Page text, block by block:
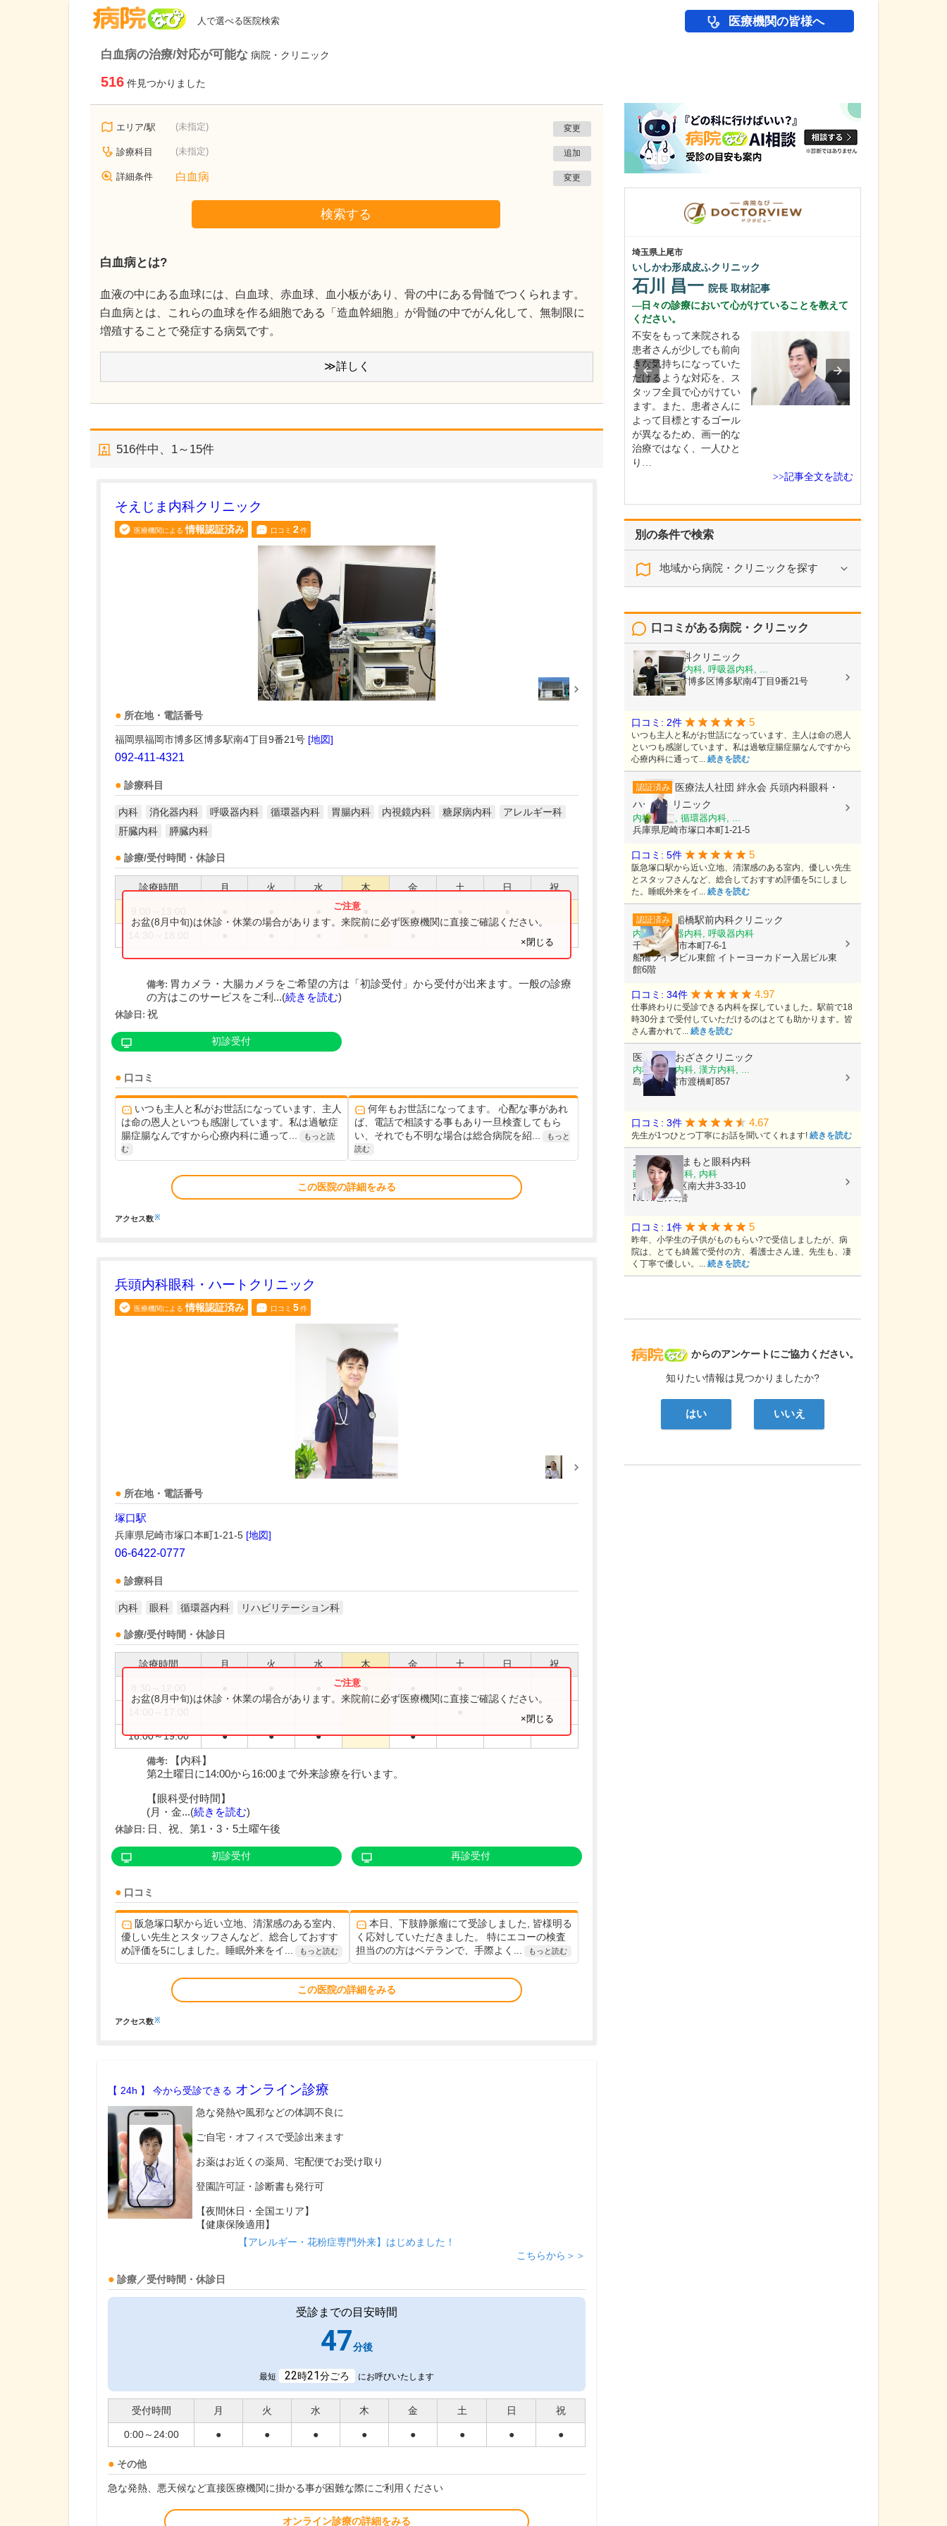
人で選べる医院検索 医療機関の皆様へ
白血病の治療/対応が可能な 病院・クリニック
516 件見つかりました
エリア/駅 (未指定) 変更
診療科目 (未指定) 追加
詳細条件 白血病 変更
検索する
白血病とは?
血液の中にある血球には、白血球、赤血球、血小板があり、骨の中にある骨髄でつくられます。
白血病とは、これらの血球を作る細胞である「造血幹細胞」が骨髄の中でがん化して、無制限に
増殖することで発症する病気です。
≫詳しく
516件中、 1～15件
そえじま内科クリニック
医療機関による 情報認証済み 口コミ 2件
所在地・電話番号
福岡県福岡市博多区博多駅南4丁目9番21号 [地図]
092-411-4321
診療科目
内科 消化器内科 呼吸器内科 循環器内科 胃腸内科 内視鏡内科 糖尿病内科
アレルギー科
肝臓内科
膵臓内科
診療/受付時間・休診日
診療時間 月 火 水 木 金 土 日 祝
お盆(8月中旬)は休診・休業の場合があります。来院前に必ず医療機関に直接ご確認ください。
×閉じる
備考: 胃カメラ・大腸カメラをご希望の方は「初診受付」から受付が出来ます。一般の診療
の方はこのサービスをご利...(続きを読む)
休診日: 祝
初診受付
口コミ
いつも主人と私がお世話になっています、主人
は命の恩人といつも感謝しています。私は過敏症
腸症腸なんですから心療内科に通って...
もっと読
む
何年もお世話になってます。 心配な事があれ
ば、電話で相談する事もあり一旦検査してもら
い、それでも不明な場合は総合病院を紹...
もっと
読む
この医院の詳細をみる
アクセス数※
兵頭内科眼科・ハートクリニック
医療機関による 情報認証済み 口コミ 5件
所在地・電話番号
塚口駅
兵庫県尼崎市塚口本町1-21-5 [地図]
06-6422-0777
診療科目
内科 眼科 循環器内科 リハビリテーション科
診療/受付時間・休診日
診療時間 月 火 水 木 金 土 日 祝
16:00～19:00 ● ● ● ●
お盆(8月中旬)は休診・休業の場合があります。来院前に必ず医療機関に直接ご確認ください。
×閉じる
備考:
【内科】
第2土曜日に14:00から16:00まで外来診療を行います。
【眼科受付時間】
(月・金...(続きを読む)
休診日: 日、祝、第1・3・5土曜午後
初診受付 再診受付
口コミ
阪急塚口駅から近い立地、清潔感のある室内、
優しい先生とスタッフさんなど、総合しておすす
め評価を5にしました。睡眠外来をイ...
もっと読む
本日、下肢静脈瘤にて受診しました, 皆様明る
く応対していただきました。 特にエコーの検査
担当のの方はベテランで、手際よく...
もっと読む
この医院の詳細をみる
アクセス数※
【 24h 】 今から受診できる オンライン診療
急な発熱や風邪などの体調不良に
ご自宅・オフィスで受診出来ます
お薬はお近くの薬局、宅配便でお受け取り
登園許可証・診断書も発行可
【夜間休日・全国エリア】
【健康保険適用】
【アレルギー・花粉症専門外来】はじめました！
こちらから＞＞
診療／受付時間・休診日
受診までの目安時間
47分後
最短 22時21分ごろ にお呼びいたします
受付時間 月 火 水 木 金 土 日 祝
0:00～24:00 ● ● ● ● ● ● ● ●
その他
急な発熱、悪天候など直接医療機関に掛かる事が困難な際にご利用ください
オンライン診療の詳細をみる
別の条件で検索
地域から病院・クリニックを探す
病院なび
からのアンケートにご協力ください。
知りたい情報は見つかりましたか?
はい いいえ
口コミがある病院・クリニック
そえじま内科クリニック
内科, 消化器内科, 呼吸器内科, ...
福岡県福岡市博多区博多駅南4丁目9番21号
口コミ: 2件 5
いつも主人と私がお世話になっています、主人は命の恩人
といつも感謝しています。私は過敏症腸症腸なんですから
心療内科に通って... 続きを読む
認証済み 医療法人社団 絆永会 兵頭内科眼科・
ハートクリニック
内科, 眼科, 循環器内科, ...
兵庫県尼崎市塚口本町1-21-5
口コミ: 5件 5
阪急塚口駅から近い立地、清潔感のある室内、優しい先生
とスタッフさんなど、総合しておすすめ評価を5にしまし
た。睡眠外来をイ... 続きを読む
認証済み 船橋駅前内科クリニック
内科, 循環器内科, 呼吸器内科
千葉県船橋市本町7-6-1
船橋ツインビル東館 イトーヨーカドー入居ビル東
館6階
口コミ: 34件 4.97
仕事終わりに受診できる内科を探していました。駅前で18
時30分まで受付していただけるのはとても助かります。皆
さん書かれて... 続きを読む
医療法人 おざさクリニック
内科, 血液内科, 漢方内科, ...
島根県出雲市渡橋町857
口コミ: 3件 4.67
先生が1つひとつ丁寧にお話を聞いてくれます! 続きを読む
大森海岸やまもと眼科内科
眼科, 小児眼科, 内科
東京都品川区南大井3-33-10
NORIビル3階
口コミ: 1件 5
昨年、小学生の子供がものもらい?で受信しましたが、病
院は、とても綺麗で受付の方、看護士さん達、先生も、凄
く丁寧で優しい。... 続きを読む
埼玉県上尾市
いしかわ形成皮ふクリニック
石川 昌一 院長 取材記事
日々の診療において心がけていることを教えて
ください。
不安をもって来院される
患者さんが少しでも前向
きな気持ちになっていた
だけるような対応を、ス
タッフ全員で心がけてい
ます。また、患者さんに
よって目標とするゴール
が異なるため、画一的な
治療ではなく、一人ひと
り…
>>記事全文を読む
栁瀬 哲至 院長
取材記事
先生が日々の診療で心がけていることを教えて
ください。
顔にすること」をモット
提供を目指しています。